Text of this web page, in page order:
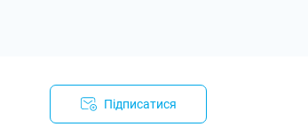
Підписатися